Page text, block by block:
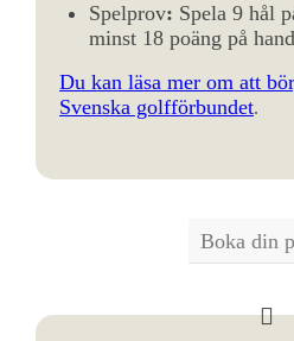
Spelprov: Spela 9 hål
minst 18 poäng på
Du kan läsa mer om att
Svenska golfförbundet.
Boka din